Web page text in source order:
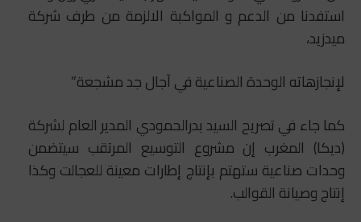
استفدنا من الدعم و المواكبة الالزمة من طرف شركة
ميدزيد،
لإنجازهاته الوحدة الصناعية في آجال جد مشجعة”
كما جاء في تصريح السيد بدرالحمودي المدير العام لشركة
(ديكا) المغرب إن مشروع التوسيع المرتقب سيتضمن
وحدات صناعية ستهتم بإنتاج إطارات معينة للعجالت وكذا
إنتاج وصيانة القوالب.